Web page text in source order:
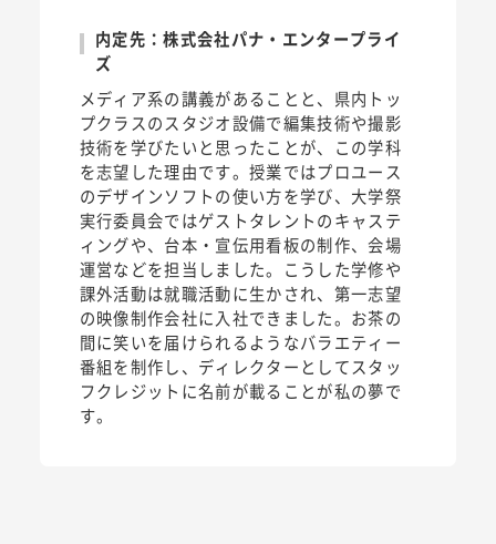
内定先：株式会社パナ・エンタープライ
ズ
メディア系の講義があることと、県内トッ
プクラスのスタジオ設備で編集技術や撮影
技術を学びたいと思ったことが、この学科
を志望した理由です。授業ではプロユース
のデザインソフトの使い方を学び、大学祭
実行委員会ではゲストタレントのキャステ
ィングや、台本・宣伝用看板の制作、会場
運営などを担当しました。こうした学修や
課外活動は就職活動に生かされ、第一志望
の映像制作会社に入社できました。お茶の
間に笑いを届けられるようなバラエティー
番組を制作し、ディレクターとしてスタッ
フクレジットに名前が載ることが私の夢で
す。